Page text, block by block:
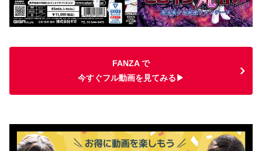
FANZA で
今すぐフル動画を見てみる▶